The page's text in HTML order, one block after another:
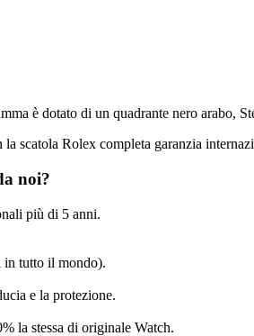
è dotato di un quadrante nero arabo,
scatola Rolex completa garanzia
noi?
più di 5 anni.
tutto il mondo).
e la protezione.
la stessa di originale Watch.